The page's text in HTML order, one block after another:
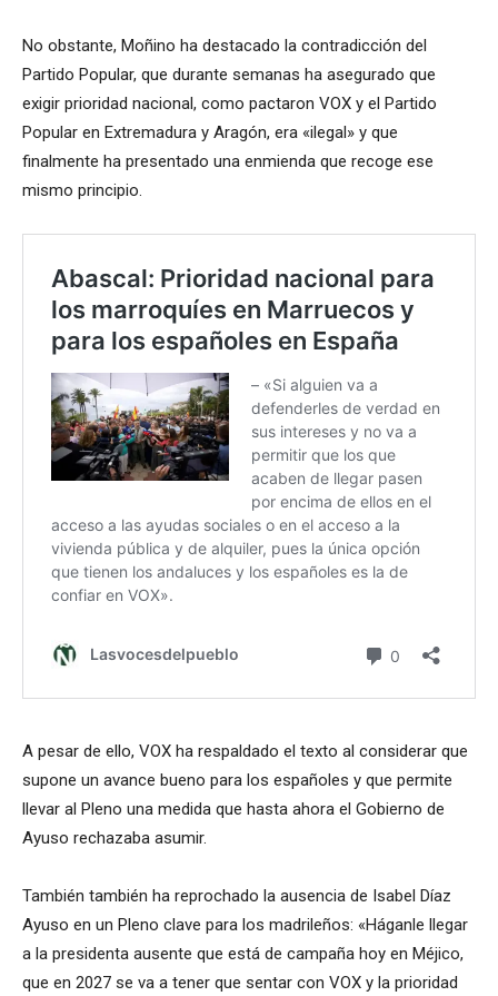
No obstante, Moñino ha destacado la contradicción del
Partido Popular, que durante semanas ha asegurado que
exigir prioridad nacional, como pactaron VOX y el Partido
Popular en Extremadura y Aragón, era «ilegal» y que
finalmente ha presentado una enmienda que recoge ese
mismo principio.
A pesar de ello, VOX ha respaldado el texto al considerar que
supone un avance bueno para los españoles y que permite
llevar al Pleno una medida que hasta ahora el Gobierno de
Ayuso rechazaba asumir.
También también ha reprochado la ausencia de Isabel Díaz
Ayuso en un Pleno clave para los madrileños: «Háganle llegar
a la presidenta ausente que está de campaña hoy en Méjico,
que en 2027 se va a tener que sentar con VOX y la prioridad